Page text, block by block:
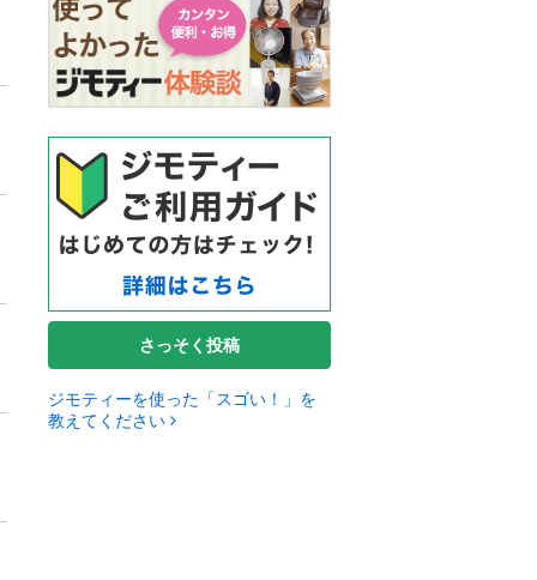
さっそく投稿
ジモティーを使った「スゴい！」を
教えてください